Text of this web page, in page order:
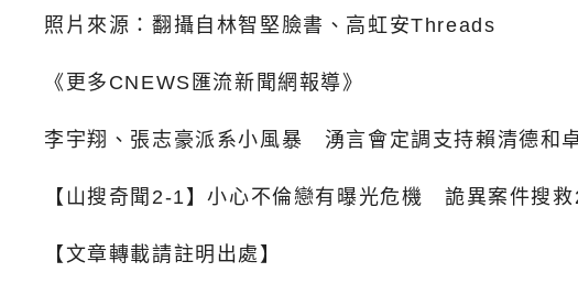
照片來源：翻攝自林智堅臉書、高虹安Threads
《更多CNEWS匯流新聞網報導》
李宇翔、張志豪派系小風暴 湧言會定調支持賴清德和
【山搜奇聞2-1】小心不倫戀有曝光危機 詭異案件搜救
【文章轉載請註明出處】